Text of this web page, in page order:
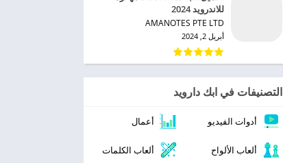
للاندرويد 2024
AMANOTES PTE LTD‏
أبريل 2, 2024
التصنيفات في ابك دارويد
أدوات الفيديو أعمال
ألعاب الألواح ألعاب الكلمات